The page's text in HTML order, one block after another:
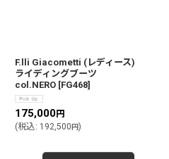
F.lli Giacometti (レディース)
ライディングブーツ
col.NERO [FG468]
175,000円
(税込: 192,500円)